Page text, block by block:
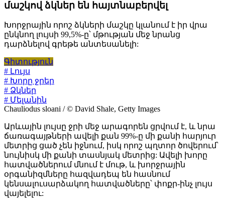
մաշկով ձկներ են հայտնաբերվել
Խորջրային որոշ ձկների մաշկը կլանում է իր վրա
ընկնող լույսի 99,5%-ը՝ մթության մեջ նրանց
դարձնելով գրեթե անտեսանելի:
Գիտություն
# Լույս
# Խորը ջրեր
# Ձկներ
# Մելանին
Chauliodus sloani / © David Shale, Getty Images
Արևային լույսը ջրի մեջ արագորեն ցրվում է, և նրա
ճառագայթների ավելի քան 99%-ը մի քանի հարյուր
մետրից ցած չեն իջնում, իսկ որոշ պղտոր ծովերում՝
նույնիսկ մի քանի տասնյակ մետրից: Ավելի խորը
հատվածներում մնում է մութ, և խորջրային
օրգանիզմները հազվադեպ են հասնում
կենսալուսարձակող հատվածները՝ փոքր-ինչ լույս
վայելելու: